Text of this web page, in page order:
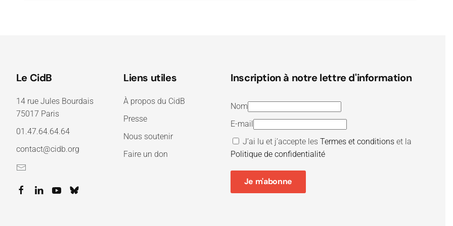
Le CidB
14 rue Jules Bourdais
75017 Paris
01.47.64.64.64
contact@cidb.org
Liens utiles
À propos du CidB
Presse
Nous soutenir
Faire un don
Inscription à notre lettre d'information
Nom
E-mail
J’ai lu et j’accepte lesTermes et conditions et la
Politique de confidentialité
Je m'abonne